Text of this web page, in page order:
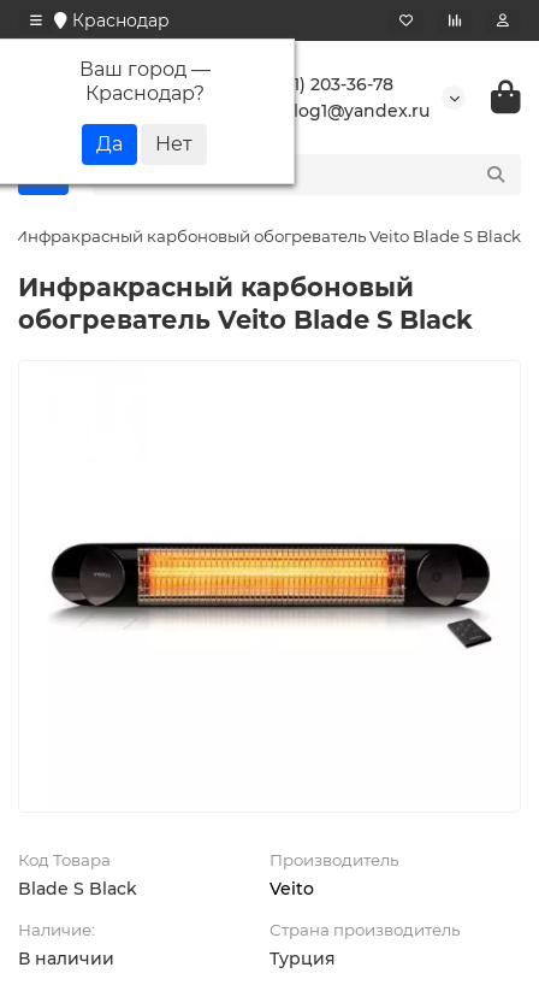
Краснодар
Ваш город —
Краснодар?
+7 (861) 203-36-78
buranlog1@yandex.ru
Инфракрасный карбоновый обогреватель Veito Blade S Black
Инфракрасный карбоновый
обогреватель Veito Blade S Black
Код Товара
Blade S Black
Производитель
Veito
Наличие:
В наличии
Страна производитель
Турция